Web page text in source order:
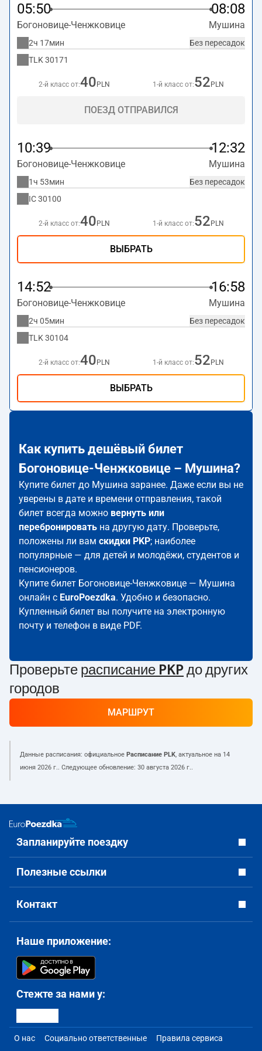
05:50 08:08
Богоновице-Ченжковице Мушина
Без пересадок
2ч 17мин
TLK 30171
2-й класс от:40 PLN 1-й класс от:52 PLN
ПОЕЗД ОТПРАВИЛСЯ
10:39 12:32
Богоновице-Ченжковице Мушина
Без пересадок
1ч 53мин
IC30100
2-й класс от:40 PLN 1-й класс от:52 PLN
ВЫБРАТЬ
14:52 16:58
Богоновице-Ченжковице Мушина
Без пересадок
2ч 05мин
TLK 30104
2-й класс от:40 PLN 1-й класс от:52 PLN
ВЫБРАТЬ
Как купить дешёвый билет
Богоновице-Ченжковице – Мушина?
Купите билет до Мушина заранее. Даже если вы не
уверены в дате и времени отправления, такой
билет всегда можно вернуть или
перебронировать на другую дату. Проверьте,
положены ли вам скидки PKP; наиболее
популярные — для детей и молодёжи, студентов и
пенсионеров.
Купите билет Богоновице-Ченжковице — Мушина
онлайн с EuroPoezdka. Удобно и безопасно.
Купленный билет вы получите на электронную
почту и телефон в виде PDF.
Проверьте расписание PKP до других
городов
МАРШРУТ
Данные расписания: официальное Расписание PLK, актуальное на 14
июня 2026 г.. Следующее обновление: 30 августа 2026 г..
Запланируйте поездку
Полезные ссылки
Контакт
Наше приложение:
Стежте за нами у:
О нас Социально ответственные Правила сервиса